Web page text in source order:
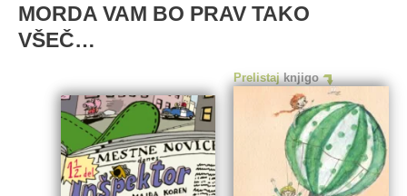
MORDA VAM BO PRAV TAKO
VŠEČ…
Prelistajknjigo